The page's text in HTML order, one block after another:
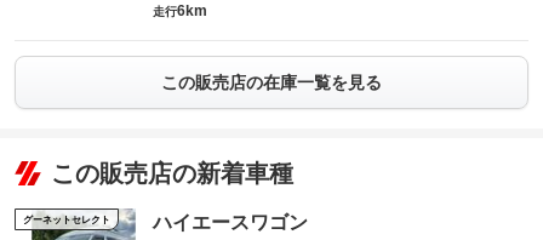
走行6km
この販売店の在庫一覧を見る
この販売店の新着車種
グーネットセレクト ハイエースワゴン